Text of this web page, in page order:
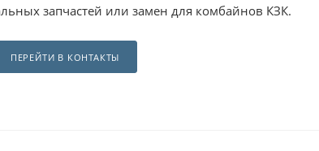
запчастей или замен для комбайнов КЗК.
ПЕРЕЙТИ В КОНТАКТЫ